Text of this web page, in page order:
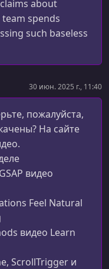
about
spends
such baseless
30 июн. 2025 г., 11:40
пожалуйста,
На сайте
видео
Feel Natural
видео Learn
ScrollTrigger и